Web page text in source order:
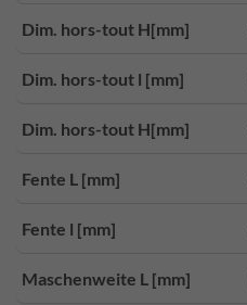
Dim. hors-tout H[mm]
Dim. hors-tout l [mm]
Dim. hors-tout H[mm]
Fente L [mm]
Fente l [mm]
Maschenweite L [mm]